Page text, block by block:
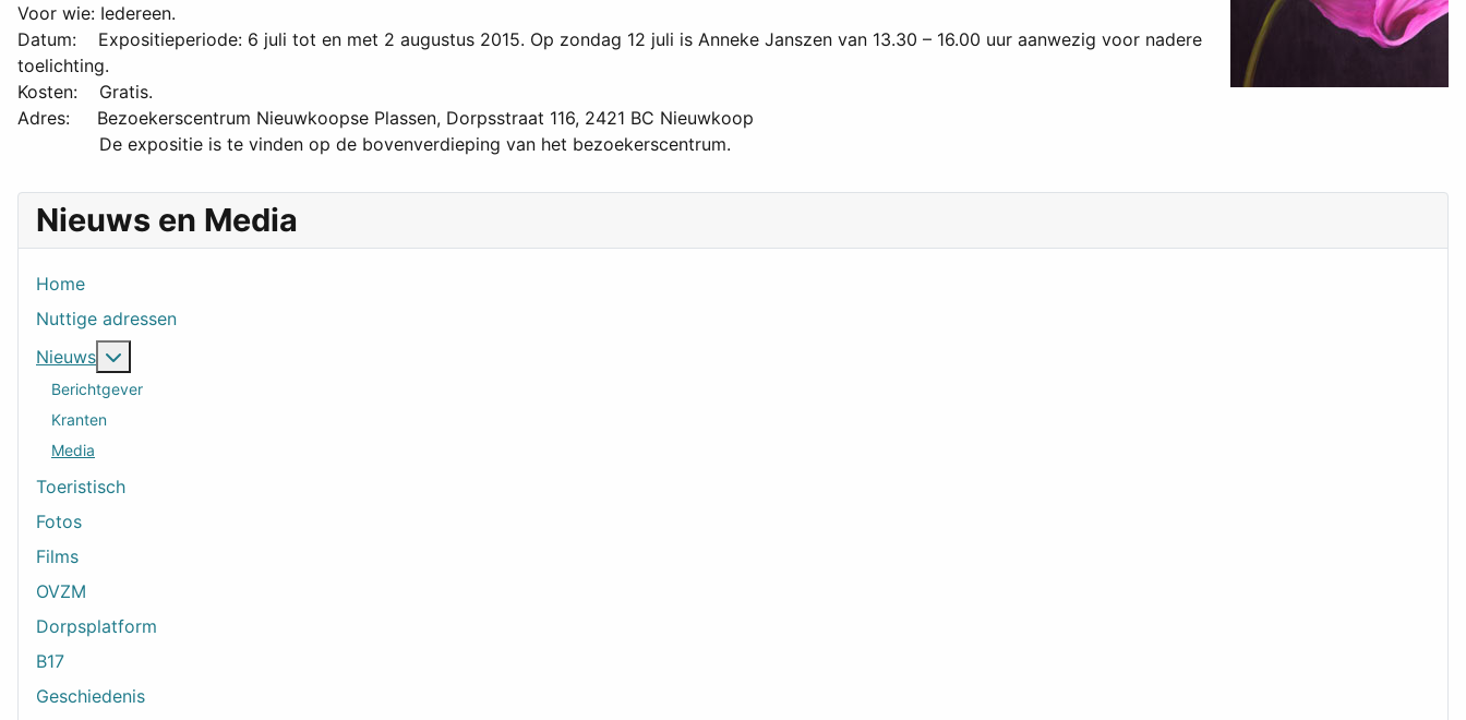
Nieuws en Media
Home
Nuttige adressen
Nieuws
Berichtgever
Kranten
Media
Toeristisch
Fotos
Films
OVZM
Dorpsplatform
B17
Geschiedenis
Voor wie: Iedereen.
Datum: Expositieperiode: 6 juli tot en met 2 augustus 2015. Op zondag 12 juli is Anneke Janszen van 13.30 – 16.00 uur aanwezig voor nadere
toelichting.
Kosten: Gratis.
Adres: Bezoekerscentrum Nieuwkoopse Plassen, Dorpsstraat 116, 2421 BC Nieuwkoop
De expositie is te vinden op de bovenverdieping van het bezoekerscentrum.